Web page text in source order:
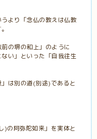
より「念仏の教えは仏教
の堺の和上」のように
い」といった「自我往生
は別の道(別途)であると
)の阿弥陀如来」を実体と